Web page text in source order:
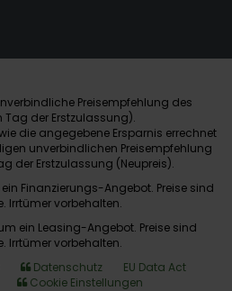
Preisempfehlung des
Tag der Erstzulassung).
die angegebene Ersparnis errechnet
unverbindlichen Preisempfehlung
der Erstzulassung (Neupreis).
Finanzierungs-Angebot. Preise sind
Irrtümer vorbehalten.
ein Leasing-Angebot. Preise sind
Irrtümer vorbehalten.
Datenschutz
EU Data Act
Cookie Einstellungen